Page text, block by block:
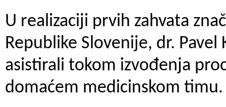
U realizaciji prvih zahvata
Republike Slovenije, dr.
asistirali tokom izvođenja
domaćem medicinskom timu.